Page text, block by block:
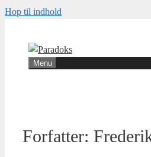
Hop til indhold
Menu
Forfatter: